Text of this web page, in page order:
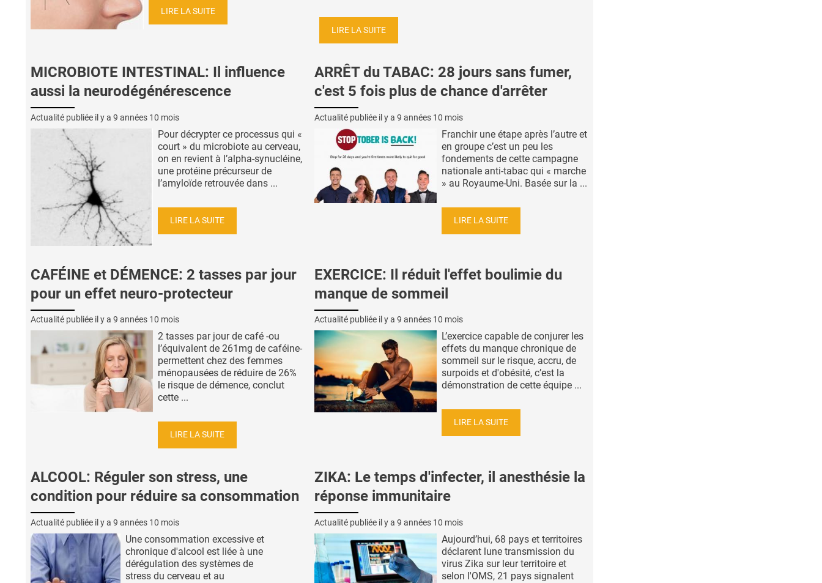
LIRE LA SUITE
LIRE LA SUITE
MICROBIOTE INTESTINAL: Il influence
aussi la neurodégénérescence
Actualité publiée il y a 9 années 10 mois
Pour décrypter ce processus qui «
court » du microbiote au cerveau,
on en revient à l’alpha-synucléine,
une protéine précurseur de
l’amyloïde retrouvée dans ...
LIRE LA SUITE
ARRÊT du TABAC: 28 jours sans fumer,
c'est 5 fois plus de chance d'arrêter
Actualité publiée il y a 9 années 10 mois
Franchir une étape après l’autre et
en groupe c’est un peu les
fondements de cette campagne
nationale anti-tabac qui « marche
» au Royaume-Uni. Basée sur la ...
LIRE LA SUITE
CAFÉINE et DÉMENCE: 2 tasses par jour
pour un effet neuro-protecteur
Actualité publiée il y a 9 années 10 mois
2 tasses par jour de café -ou
l’équivalent de 261mg de caféine-
permettent chez des femmes
ménopausées de réduire de 26%
le risque de démence, conclut
cette ...
LIRE LA SUITE
EXERCICE: Il réduit l'effet boulimie du
manque de sommeil
Actualité publiée il y a 9 années 10 mois
L’exercice capable de conjurer les
effets du manque chronique de
sommeil sur le risque, accru, de
surpoids et d'obésité, c’est la
démonstration de cette équipe ...
LIRE LA SUITE
ALCOOL: Réguler son stress, une
condition pour réduire sa consommation
Actualité publiée il y a 9 années 10 mois
Une consommation excessive et
chronique d'alcool est liée à une
dérégulation des systèmes de
stress du cerveau et au
ZIKA: Le temps d'infecter, il anesthésie la
réponse immunitaire
Actualité publiée il y a 9 années 10 mois
Aujourd’hui, 68 pays et territoires
déclarent lune transmission du
virus Zika sur leur territoire et
selon l'OMS, 21 pays signalent